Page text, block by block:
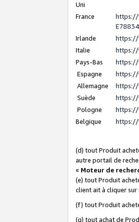
Uni
France
https://
Irlande
https://
Italie
https://
Pays-Bas
https://
Espagne
https://
Allemagne
https://
Suède
https://
Pologne
https://
Belgique
https://
(d) tout Produit
autre portail de
« Moteur de
(e) tout Produit
client ait à cliquer
(f) tout Produit
(g) tout achat de